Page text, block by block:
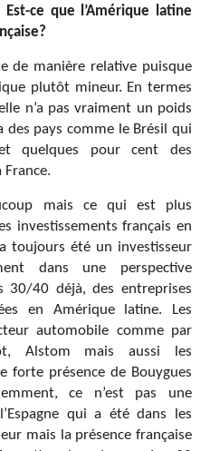
ce que l’Amérique latine
de manière relative puisque
plutôt mineur. En termes
n’a pas vraiment un poids
pays comme le Brésil qui
quelques pour cent des
France.
mais ce qui est plus
investissements français en
toujours été un investisseur
dans une perspective
30/40 déjà, des entreprises
en Amérique latine. Les
automobile comme par
Alstom mais aussi les
forte présence de Bouygues
ce n’est pas une
qui a été dans les
mais la présence française